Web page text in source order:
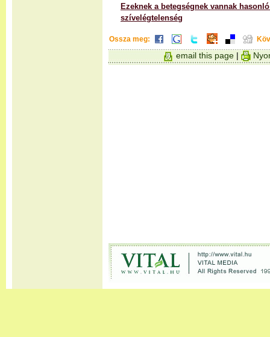
Ezeknek a betegségnek vannak
szívelégtelenség
Ossza meg:
email this page|